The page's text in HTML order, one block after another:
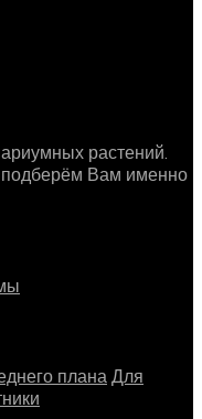
растений.
Вам именно
плана Для